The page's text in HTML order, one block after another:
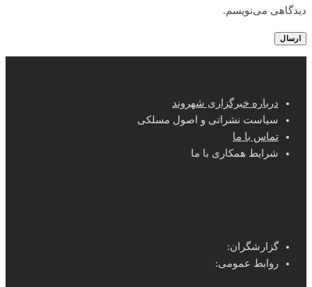
دیدگاهی می‌نویسم.
درباره خبرگزاری شهروند
سیاست نشراتی و اصول مسلکی
تماس با ما
شرایط همکاری با ما
گزارشگران:
روابط عمومی: